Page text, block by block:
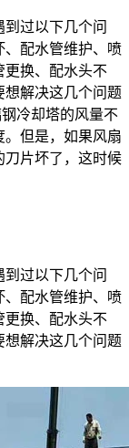
过以下几个问
、配水管维护、喷
更换、配水头不
解决这几个问题
冷却塔的风量不
。但是，如果风扇
刀片坏了，这时候
过以下几个问
、配水管维护、喷
更换、配水头不
解决这几个问题